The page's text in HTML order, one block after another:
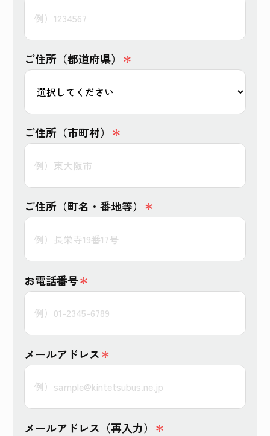
ご住所（都道府県） ＊
ご住所（市町村） ＊
ご住所（町名・番地等） ＊
お電話番号＊
メールアドレス＊
メールアドレス（再入力） ＊